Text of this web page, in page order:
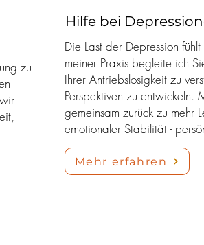
zu
Hilfe bei
Die Last der Depression
meiner Praxis begleite ich
Ihrer Antriebslosigkeit zu
Perspektiven zu entwickeln.
gemeinsam zurück zu mehr
emotionaler Stabilität -
Mehr erfahren